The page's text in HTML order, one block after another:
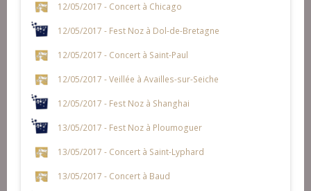
12/05/2017 - Concert à Chicago
12/05/2017 - Fest Noz à Dol-de-Bretagne
12/05/2017 - Concert à Saint-Paul
12/05/2017 - Veillée à Availles-sur-Seiche
12/05/2017 - Fest Noz à Shanghai
13/05/2017 - Fest Noz à Ploumoguer
13/05/2017 - Concert à Saint-Lyphard
13/05/2017 - Concert à Baud